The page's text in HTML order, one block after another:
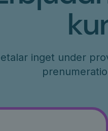
inget under